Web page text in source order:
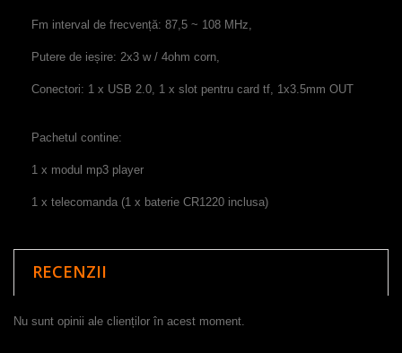
Fm interval de frecvență: 87,5 ~ 108 MHz
Putere de ieșire: 2x3 w / 4ohm corn
Conectori: 1 x USB 2.0 1 x slot pentru card tf 1x3.5mm OUT
Pachetul contine:
1 x modul mp3 player
1 x telecomanda (1 x baterie CR1220 inclusa)
RECENZII
Nu sunt opinii ale clienților în acest moment.